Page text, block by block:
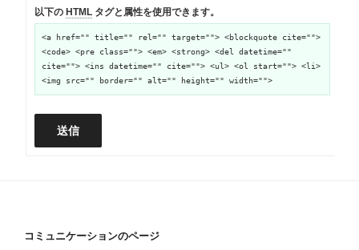
以下の HTML タグと属性を使用できます。
<a href="" title="" rel="" target=""> <blockquote cite="">
<code> <pre class=""> <em> <strong> <del datetime=""
cite=""> <ins datetime="" cite=""> <ul> <ol start=""> <li>
<img src="" border="" alt="" height="" width="">
送信
コミュニケーションのページ